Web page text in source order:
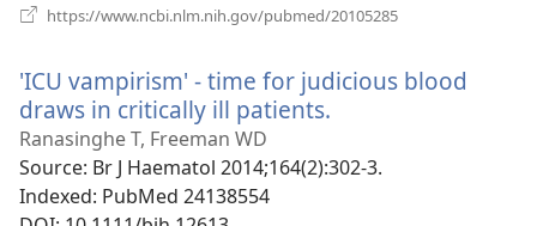
https://www.ncbi.nlm.nih.gov/pubmed/20105285
вікні)
'ICU vampirism' - time for judicious blood
draws in critically ill patients.
новому
Ranasinghe T, Freeman WD
Source‎: Br J Haematol 2014;164(2):302-3.
Indexed‎: PubMed 24138554